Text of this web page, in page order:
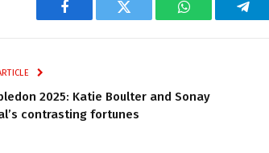
Facebook Twitter WhatsApp
2025: Katie Boulter and Sonay
contrasting fortunes